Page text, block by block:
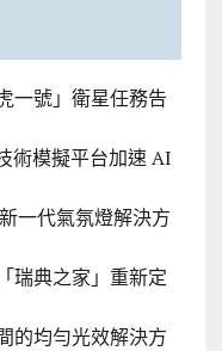
一號」衛星任務告
術模擬平台加速 AI
一代氣氛燈解決方
瑞典之家」重新定
的均勻光效解決方